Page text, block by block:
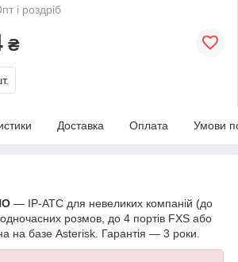
і роздріб
₴
Доставка Оплата Умови
— IP-АТС для невеликих компаній (до
розмов, до 4 портів FXS або
на базе Asterisk. Гарантія — 3 роки.